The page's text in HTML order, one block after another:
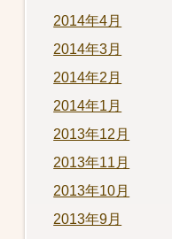
2014年4月
2014年3月
2014年2月
2014年1月
2013年12月
2013年11月
2013年10月
2013年9月